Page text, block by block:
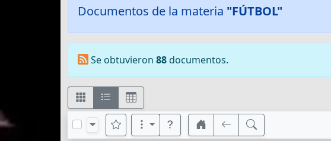
Documentos de la materia "FÚTBOL"
Se obtuvieron 88documentos.